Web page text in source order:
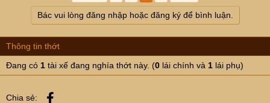
Bác vui lòng đăng nhập hoặc đăng ký để bình luận.
Thông tin thớt
Đang có 1 tài xế đang nghía thớt này. (0 lái chính và 1 lái phụ)
Chia sẻ: